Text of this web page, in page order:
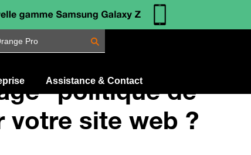
Pro
Assistance & Contact
"politique de
site web ?